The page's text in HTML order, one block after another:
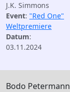
J.K. Simmons
Event: "Red One"
Weltpremiere
Datum:
03.11.2024
Bodo Petermann